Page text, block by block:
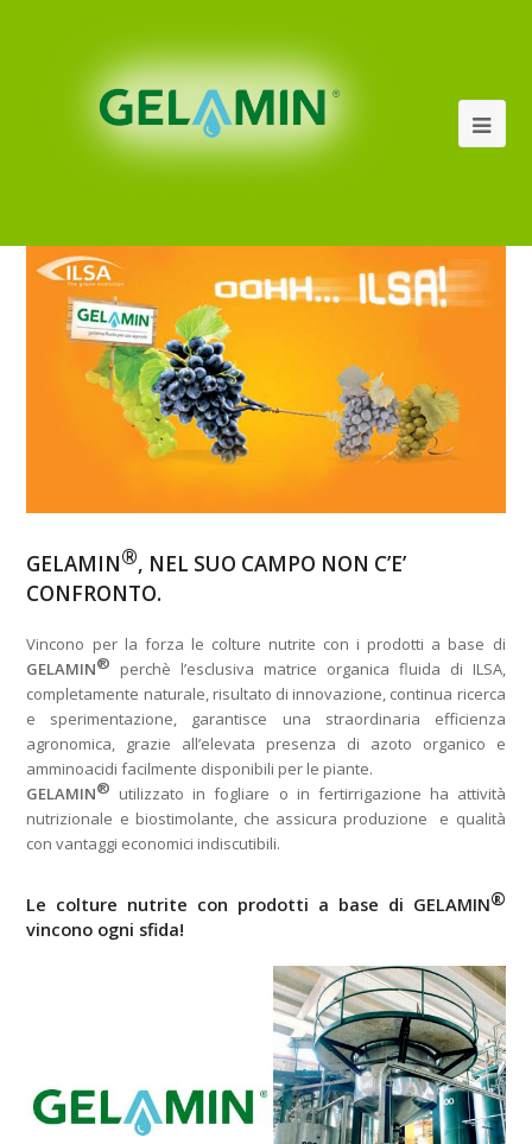
GELAMIN®, NEL SUO CAMPO NON C’E’
CONFRONTO.
Vincono per la forza le colture nutrite con i prodotti a base di
GELAMIN® perchè l’esclusiva matrice organica fluida di ILSA,
completamente naturale, risultato di innovazione, continua ricerca
e sperimentazione, garantisce una straordinaria efficienza
agronomica, grazie all’elevata presenza di azoto organico e
amminoacidi facilmente disponibili per le piante.
GELAMIN® utilizzato in fogliare o in fertirrigazione ha attività
nutrizionale e biostimolante, che assicura produzione e qualità
con vantaggi economici indiscutibili.
Le colture nutrite con prodotti a base di GELAMIN®
vincono ogni sfida!